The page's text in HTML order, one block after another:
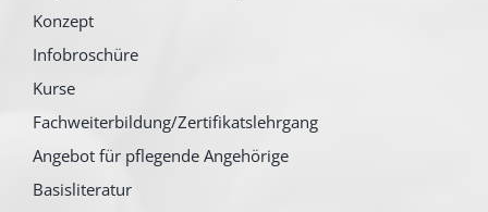
Konzept
Infobroschüre
Kurse
Fachweiterbildung/Zertifikatslehrgang
Angebot für pflegende Angehörige
Basisliteratur